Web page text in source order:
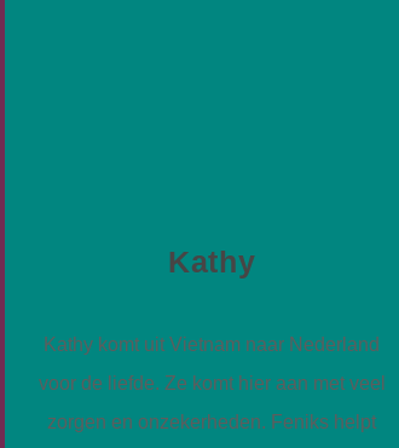
Kathy
Kathy komt uit Vietnam naar Nederland
voor de liefde. Ze komt hier aan met veel
zorgen en onzekerheden. Feniks helpt